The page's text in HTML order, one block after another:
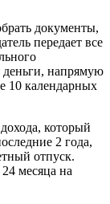
документы,
передает все
напрямую
10 календарных
который
2 года,
отпуск.
месяца на